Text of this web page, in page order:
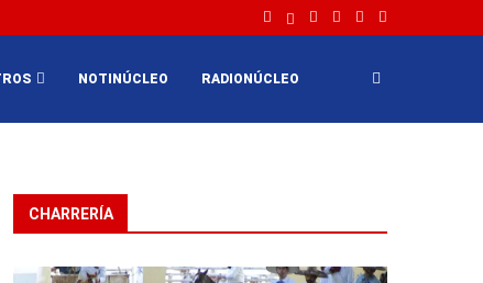
NOTINÚCLEO RADIONÚCLEO
CHARRERÍA